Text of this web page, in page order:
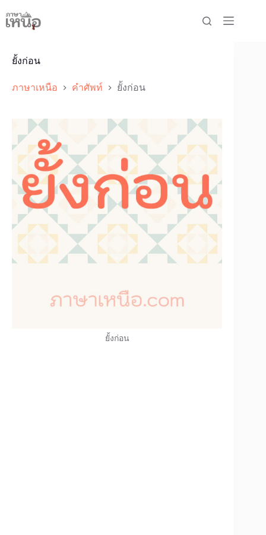
to
content
ยั้งก่อน
ภาษาเหนือ คำศัพท์ ยั้งก่อน
ยั้งก่อน